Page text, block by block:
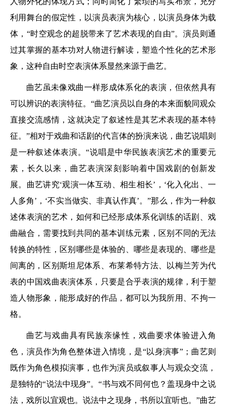
利用舞台的假定性，以演员表演为核心，以演员身体为载
体，“时空观念的超脱带来了艺术表现的自由”。演员则通
过其掌握的基本功对人物进行解读，塑造个性化的艺术形
象，这种自由时空表演体系显然来源于曲艺。
曲艺虽未像戏曲一样形成体系化的表演，但依然具有
可以辨识的表演特征。“曲艺演员以自身的本来面貌同观众
直接交流感情，这就决定了叙述性是其艺术表现的基本特
征。”相对于戏曲和话剧的代言体的扮演来说，曲艺说唱则
是一种叙述体表演。“说唱是中华民族表演艺术的重要元
素，长久以来，曲艺表演深刻影响着中国戏剧的创新发
展。曲艺讲究‘观演一体互动、相生相长’，‘化入化出、一
人多角’，‘不实当做实、非真认作真’。”那么，作为一种叙
述体表演的艺术，如何和已经形成体系化训练的话剧、戏
曲融合，需要找到共同的基本训练元素，区别不同的无法
转换的特性，区别哪些是体验的、哪些是表现的、哪些是
间离的，区别斯坦尼体系、布莱希特方法、以梅兰芳为代
表的中国戏曲表演体系，只要是合乎表演的规律，利于塑
造人物形象，能形成好的作品，都可以为我所用、不拘一
格。
曲艺与戏曲具有民族亲缘性，戏曲要求体验进入角
色，演员作为角色整体进入情境，是“以身演事”；曲艺则
既作为角色模拟演事，也作为演员或叙事人与观众交流，
是独特的“说法中现身”。“书与戏不同何也？盖现身中之说
法，戏所以宜观也。说法中之现身，书所以宜听也。”曲艺